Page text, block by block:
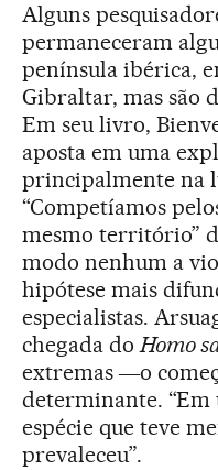
Alguns
permaneceram
península ibérica,
Gibraltar, mas são
Em seu livro,
aposta em uma
principalmente na
“Competíamos
mesmo território”
modo nenhum a
hipótese mais
especialistas.
chegada doHomo
extremas ―o
determinante.
espécie que teve
prevaleceu”.